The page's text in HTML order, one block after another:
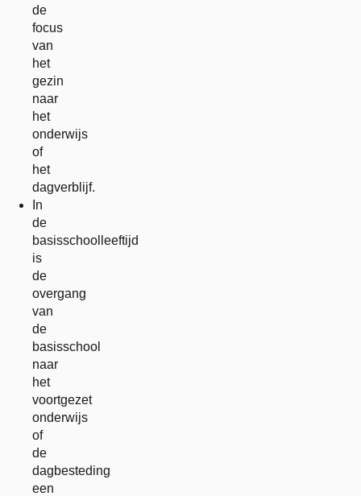
de
focus
van
het
gezin
naar
het
onderwijs
of
het
dagverblijf.
In
de
basisschoolleeftijd
is
de
overgang
van
de
basisschool
naar
het
voortgezet
onderwijs
of
de
dagbesteding
een